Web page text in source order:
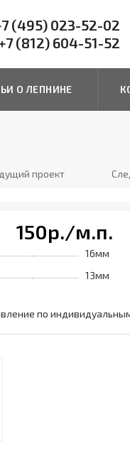
(495) 023-52-02
(812) 604-51-52
О ЛЕПНИНЕ
проект
150р./м.п.
16мм
13мм
по